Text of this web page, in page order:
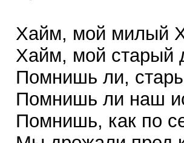
Хайм, мой милый
Хайм, мой старый
Помнишь ли,
Помнишь ли наш
Помнишь, как по